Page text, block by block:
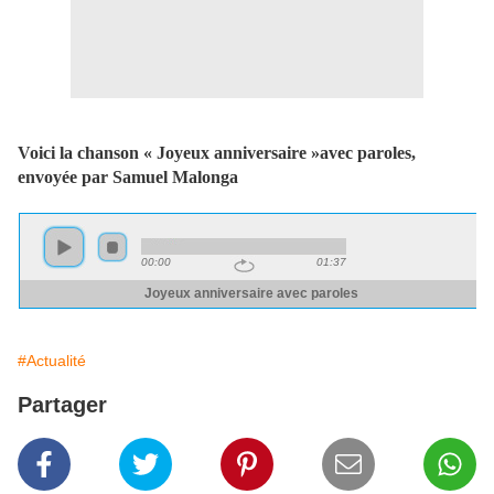
Voici la chanson « Joyeux anniversaire »avec paroles,
envoyée par Samuel Malonga
#Actualité
Partager